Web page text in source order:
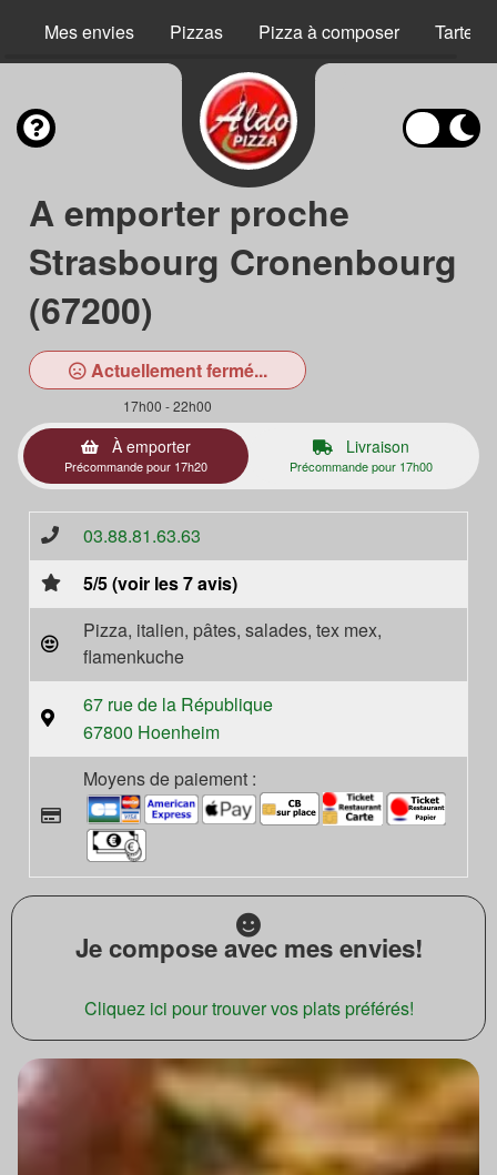
Mes envies Pizzas Pizza à composer Tartes
A emporter proche
Strasbourg Cronenbourg
(67200)
Actuellement fermé...
17h00 - 22h00
À emporter
Précommande pour 17h20
Livraison
Précommande pour 17h00
03.88.81.63.63
5/5 (voir les 7 avis)
Pizza, italien, pâtes, salades, tex mex,
flamenkuche
67 rue de la République
67800 Hoenheim
Moyens de paiement :
Je compose avec mes envies!
Cliquez ici pour trouver vos plats préférés!